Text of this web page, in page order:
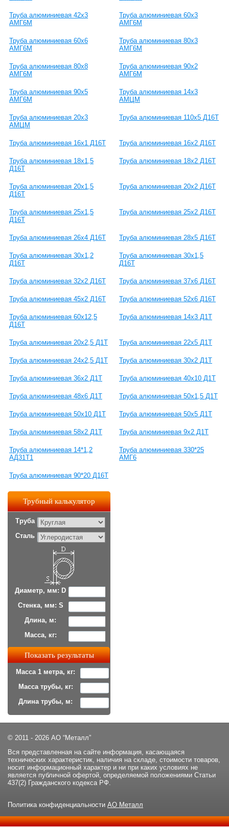
Труба алюминиевая 42х3
АМГ6М
Труба алюминиевая 60х3
АМГ6М
Труба алюминиевая 60х6
АМГ6М
Труба алюминиевая 80х3
АМГ6М
Труба алюминиевая 80х8
АМГ6М
Труба алюминиевая 90х2
АМГ6М
Труба алюминиевая 90х5
АМГ6М
Труба алюминиевая 14х3
АМЦМ
Труба алюминиевая 20х3
АМЦМ
Труба алюминиевая 110х5 Д16Т
Труба алюминиевая 16х1 Д16Т Труба алюминиевая 16х2 Д16Т
Труба алюминиевая 18х1,5
Д16Т
Труба алюминиевая 18х2 Д16Т
Труба алюминиевая 20х1,5
Д16Т
Труба алюминиевая 20х2 Д16Т
Труба алюминиевая 25х1,5
Д16Т
Труба алюминиевая 25х2 Д16Т
Труба алюминиевая 26х4 Д16Т Труба алюминиевая 28х5 Д16Т
Труба алюминиевая 30х1,2
Д16Т
Труба алюминиевая 30х1,5
Д16Т
Труба алюминиевая 32х2 Д16Т Труба алюминиевая 37х6 Д16Т
Труба алюминиевая 45х2 Д16Т Труба алюминиевая 52х6 Д16Т
Труба алюминиевая 60х12,5
Д16Т
Труба алюминиевая 14х3 Д1Т
Труба алюминиевая 20х2,5 Д1Т Труба алюминиевая 22х5 Д1Т
Труба алюминиевая 24х2,5 Д1Т Труба алюминиевая 30х2 Д1Т
Труба алюминиевая 36х2 Д1Т Труба алюминиевая 40х10 Д1Т
Труба алюминиевая 48х6 Д1Т Труба алюминиевая 50х1,5 Д1Т
Труба алюминиевая 50х10 Д1Т Труба алюминиевая 50х5 Д1Т
Труба алюминиевая 58х2 Д1Т Труба алюминиевая 9х2 Д1Т
Труба алюминиевая 14*1,2
АД31Т1
Труба алюминиевая 330*25
АМГ6
Труба алюминиевая 90*20 Д16Т
Трубный калькулятор
Труба
Сталь
Диаметр, мм: D
Стенка, мм: S
Длина, м:
Масса, кг:
Масса 1 метра, кг:
Масса трубы, кг:
Длина трубы, м:
© 2011 - 2026 АО “Металл”
Вся представленная на сайте информация, касающаяся
технических характеристик, наличия на складе, стоимости товаров,
носит информационный характер и ни при каких условиях не
является публичной офертой, определяемой положениями Статьи
437(2) Гражданского кодекса РФ.
Политика конфиденциальности АО Металл